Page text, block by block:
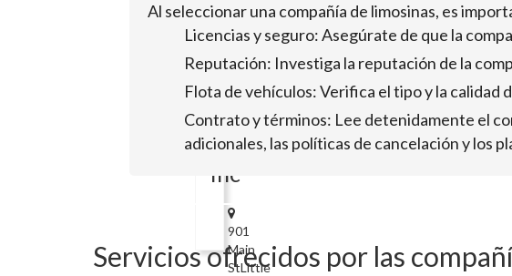
300Little
Rock,
72223
Twin
City
Limousines,
Inc
901
Main
StLittle
Al seleccionar una compañía de limosinas, es
Licencias y seguro: Asegúrate de que la
Reputación: Investiga la reputación de la
Flota de vehículos: Verifica el tipo y la calidad
Contrato y términos: Lee detenidamente el
adicionales, las políticas de cancelación y los
Servicios ofrecidos por las